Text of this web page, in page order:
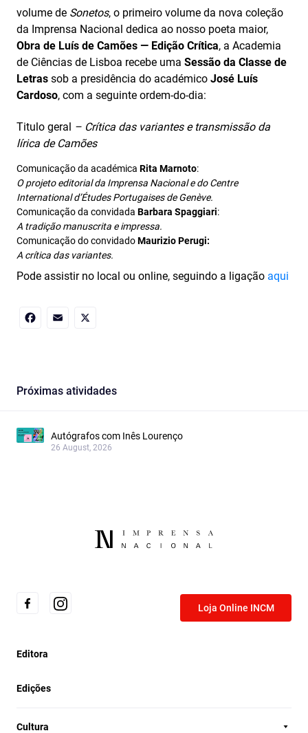
volume de Sonetos, o primeiro volume da nova coleção
da Imprensa Nacional dedica ao nosso poeta maior,
Obra de Luís de Camões — Edição Crítica, a Academia
de Ciências de Lisboa recebe uma Sessão da Classe de
Letras sob a presidência do académico José Luís
Cardoso, com a seguinte ordem-do-dia:
Titulo geral – Crítica das variantes e transmissão da
lírica de Camões
Comunicação da académica Rita Marnoto:
O projeto editorial da Imprensa Nacional e do Centre
International d’Études Portugaises de Genève.
Comunicação da convidada Barbara Spaggiari:
A tradição manuscrita e impressa.
Comunicação do convidadoMaurizio Perugi:
A crítica das variantes.
Pode assistir no local ou online, seguindo a ligação aqui
Próximas atividades
Autógrafos com Inês Lourenço
26 August, 2026
Loja Online INCM
Editora
Edições
Cultura